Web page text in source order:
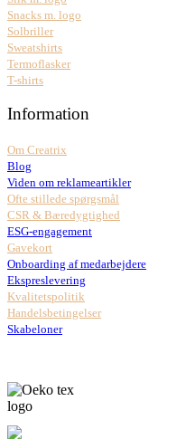
Snacks m. logo
Solbriller
Sweatshirts
Termoflasker
T-shirts
Information
Om Creatrix
Blog
Viden om reklameartikler
Ofte stillede spørgsmål
CSR & Bæredygtighed
ESG-engagement
Gavekort
Onboarding af medarbejdere
Ekspreslevering
Kvalitetspolitik
Handelsbetingelser
Skabeloner